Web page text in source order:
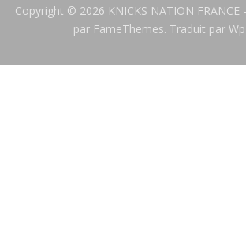
Copyright © 2026 KNICKS NATION FRANCE
par FameThemes. Traduit par